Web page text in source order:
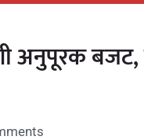
अनुपूरक